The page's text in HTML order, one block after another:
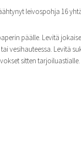
leivospohja 16
päälle. Levitä
vesihauteessa. Levitä
sitten